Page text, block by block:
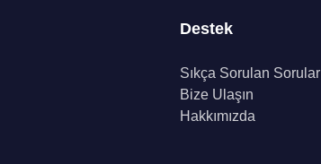
Destek
Sıkça Sorulan Sorular
Bize Ulaşın
Hakkımızda